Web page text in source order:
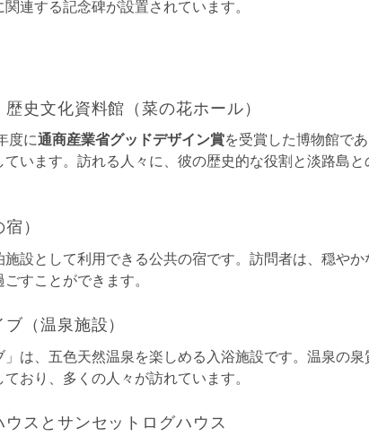
関連する記念碑が設置されています。
史文化資料館（菜の花ホール）
度に通商産業省グッドデザイン賞を受賞した博物館で
います。訪れる人々に、彼の歴史的な役割と淡路島
）
施設として利用できる公共の宿です。訪問者は、穏や
すことができます。
（温泉施設）
」は、五色天然温泉を楽しめる入浴施設です。温泉の
おり、多くの人々が訪れています。
スとサンセットログハウス